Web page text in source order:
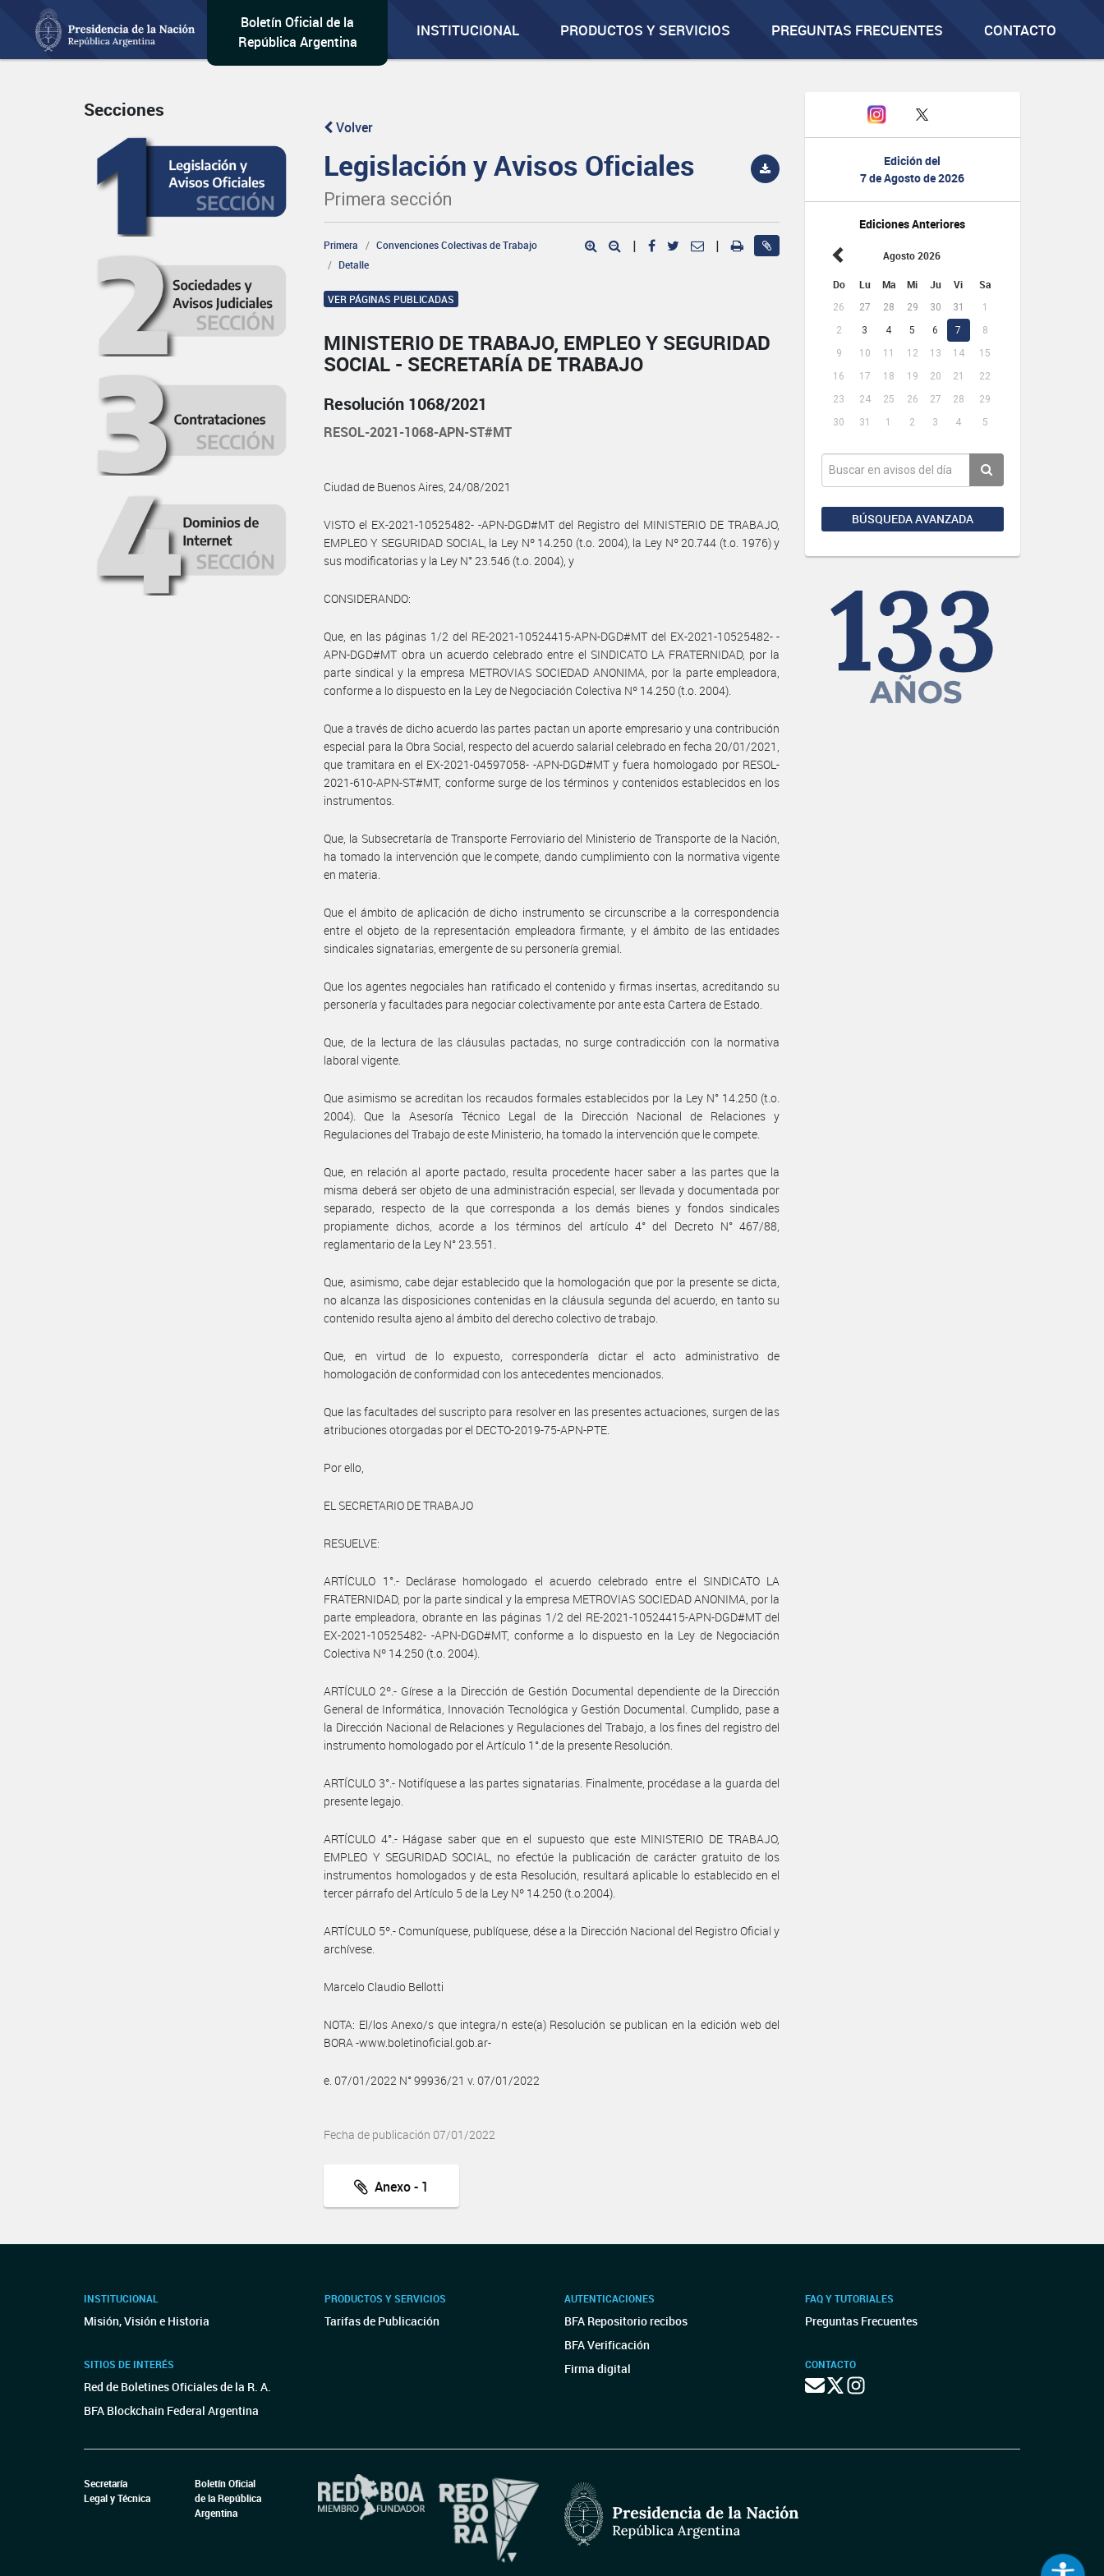
Boletín Oficial de la
República Argentina
INSTITUCIONAL PRODUCTOS Y SERVICIOS PREGUNTAS FRECUENTES CONTACTO
Edición del
7 de Agosto de 2026
Ediciones Anteriores
Agosto 2026
Do Lu Ma Mi Ju Vi Sa
26 27 28 29 30 31
1
2
3 4 5 6 7
8
9
10 11 12 13 14
15
16
17 18 19 20 21
22
23
24 25 26 27 28
29
30
31 1 2 3 4 5
BÚSQUEDA AVANZADA
Secciones
Volver
Legislación y Avisos Oficiales
Primera sección
Primera
Convenciones Colectivas de Trabajo
Detalle
| |
VER PÁGINAS PUBLICADAS
MINISTERIO DE TRABAJO, EMPLEO Y SEGURIDAD
SOCIAL - SECRETARÍA DE TRABAJO
Resolución 1068/2021
RESOL-2021-1068-APN-ST#MT
Ciudad de Buenos Aires, 24/08/2021
VISTO el EX-2021-10525482- -APN-DGD#MT del Registro del MINISTERIO DE TRABAJO,
EMPLEO Y SEGURIDAD SOCIAL, la Ley Nº 14.250 (t.o. 2004), la Ley Nº 20.744 (t.o. 1976) y
sus modificatorias y la Ley N° 23.546 (t.o. 2004), y
CONSIDERANDO:
Que, en las páginas 1/2 del RE-2021-10524415-APN-DGD#MT del EX-2021-10525482- -
APN-DGD#MT obra un acuerdo celebrado entre el SINDICATO LA FRATERNIDAD, por la
parte sindical y la empresa METROVIAS SOCIEDAD ANONIMA, por la parte empleadora,
conforme a lo dispuesto en la Ley de Negociación Colectiva Nº 14.250 (t.o. 2004).
Que a través de dicho acuerdo las partes pactan un aporte empresario y una contribución
especial para la Obra Social, respecto del acuerdo salarial celebrado en fecha 20/01/2021,
que tramitara en el EX-2021-04597058- -APN-DGD#MT y fuera homologado por RESOL-
2021-610-APN-ST#MT, conforme surge de los términos y contenidos establecidos en los
instrumentos.
Que, la Subsecretaría de Transporte Ferroviario del Ministerio de Transporte de la Nación,
ha tomado la intervención que le compete, dando cumplimiento con la normativa vigente
en materia.
Que el ámbito de aplicación de dicho instrumento se circunscribe a la correspondencia
entre el objeto de la representación empleadora firmante, y el ámbito de las entidades
sindicales signatarias, emergente de su personería gremial.
Que los agentes negociales han ratificado el contenido y firmas insertas, acreditando su
personería y facultades para negociar colectivamente por ante esta Cartera de Estado.
Que, de la lectura de las cláusulas pactadas, no surge contradicción con la normativa
laboral vigente.
Que asimismo se acreditan los recaudos formales establecidos por la Ley N° 14.250 (t.o.
2004). Que la Asesoría Técnico Legal de la Dirección Nacional de Relaciones y
Regulaciones del Trabajo de este Ministerio, ha tomado la intervención que le compete.
Que, en relación al aporte pactado, resulta procedente hacer saber a las partes que la
misma deberá ser objeto de una administración especial, ser llevada y documentada por
separado, respecto de la que corresponda a los demás bienes y fondos sindicales
propiamente dichos, acorde a los términos del artículo 4° del Decreto N° 467/88,
reglamentario de la Ley N° 23.551.
Que, asimismo, cabe dejar establecido que la homologación que por la presente se dicta,
no alcanza las disposiciones contenidas en la cláusula segunda del acuerdo, en tanto su
contenido resulta ajeno al ámbito del derecho colectivo de trabajo.
Que, en virtud de lo expuesto, correspondería dictar el acto administrativo de
homologación de conformidad con los antecedentes mencionados.
Que las facultades del suscripto para resolver en las presentes actuaciones, surgen de las
atribuciones otorgadas por el DECTO-2019-75-APN-PTE.
Por ello,
EL SECRETARIO DE TRABAJO
RESUELVE:
ARTÍCULO 1°.- Declárase homologado el acuerdo celebrado entre el SINDICATO LA
FRATERNIDAD, por la parte sindical y la empresa METROVIAS SOCIEDAD ANONIMA, por la
parte empleadora, obrante en las páginas 1/2 del RE-2021-10524415-APN-DGD#MT del
EX-2021-10525482- -APN-DGD#MT, conforme a lo dispuesto en la Ley de Negociación
Colectiva Nº 14.250 (t.o. 2004).
ARTÍCULO 2º.- Gírese a la Dirección de Gestión Documental dependiente de la Dirección
General de Informática, Innovación Tecnológica y Gestión Documental. Cumplido, pase a
la Dirección Nacional de Relaciones y Regulaciones del Trabajo, a los fines del registro del
instrumento homologado por el Artículo 1°.de la presente Resolución.
ARTÍCULO 3°.- Notifíquese a las partes signatarias. Finalmente, procédase a la guarda del
presente legajo.
ARTÍCULO 4°.- Hágase saber que en el supuesto que este MINISTERIO DE TRABAJO,
EMPLEO Y SEGURIDAD SOCIAL, no efectúe la publicación de carácter gratuito de los
instrumentos homologados y de esta Resolución, resultará aplicable lo establecido en el
tercer párrafo del Artículo 5 de la Ley Nº 14.250 (t.o.2004).
ARTÍCULO 5º.- Comuníquese, publíquese, dése a la Dirección Nacional del Registro Oficial y
archívese.
Marcelo Claudio Bellotti
NOTA: El/los Anexo/s que integra/n este(a) Resolución se publican en la edición web del
BORA -www.boletinoficial.gob.ar-
e. 07/01/2022 N° 99936/21 v. 07/01/2022
Fecha de publicación 07/01/2022
Anexo - 1
INSTITUCIONAL
Misión, Visión e Historia
SITIOS DE INTERÉS
Red de Boletines Oficiales de la R. A.
BFA Blockchain Federal Argentina
PRODUCTOS Y SERVICIOS
Tarifas de Publicación
AUTENTICACIONES
BFA Repositorio recibos
BFA Verificación
Firma digital
FAQ Y TUTORIALES
Preguntas Frecuentes
CONTACTO
Secretaría
Legal y Técnica
Boletín Oficial
de la República
Argentina